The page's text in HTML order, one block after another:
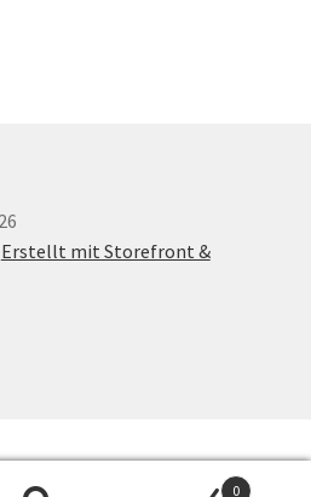
Erstellt mit Storefront &
0